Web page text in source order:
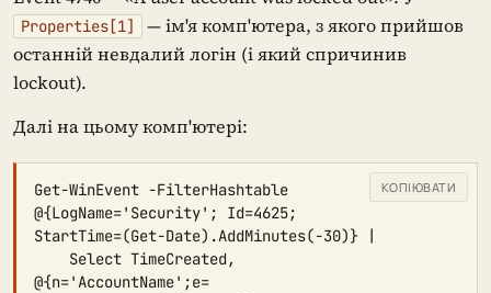
Properties[1]
— ім'я комп'ютера, з якого прийшов
останній невдалий логін (і який спричинив
lockout).
Далі на цьому комп'ютері:
Get-WinEvent -FilterHashtable
@{LogName='Security'; Id=4625;
StartTime=(Get-Date).AddMinutes(-30)} |
@{n='AccountName';e=
КОПІЮВАТИ